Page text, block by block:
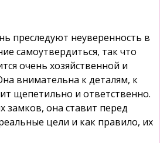
преследуют неуверенность в
самоутвердиться, так что
очень хозяйственной и
внимательна к деталям, к
щепетильно и ответственно.
замков, она ставит перед
цели и как правило, их